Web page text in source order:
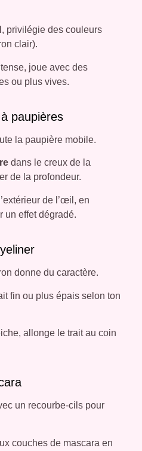
privilégie des couleurs
clair).
joue avec des
ou plus vives.
paupières
la paupière mobile.
dans le creux de la
de la profondeur.
de l’œil, en
un effet dégradé.
donne du caractère.
fin ou plus épais selon ton
allonge le trait au coin
un recourbe-cils pour
couches de mascara en